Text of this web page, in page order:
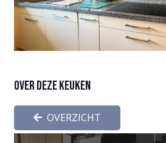
Over deze keuken
OVERZICHT